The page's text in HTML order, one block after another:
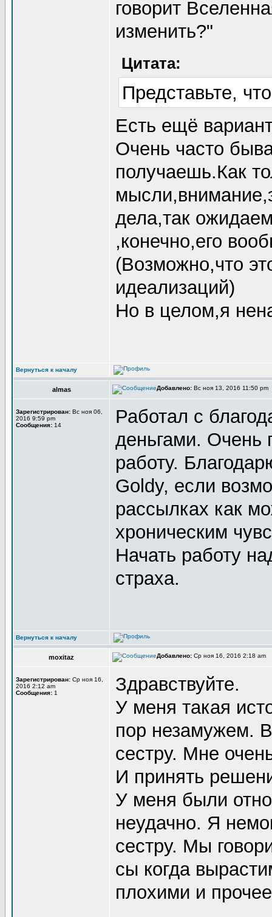
говорит
изменить?"
Цитата:
Представьте,
Есть ещё
Очень часто
получаешь.Как
дела,так
,конечно,его
(Возможно,что
идеализаций)
Но в целом,я
Вернуться к началу
almas Добавлено: Вс ноя 13, 2016 11:50 pm
Зарегистрирован: Вс ноя 06,
2016 9:59 pm
Сообщения: 14
Работал с
деньгами. Очень
работу.
Goldy, если
рассылках как
хроническим
Начать работу
страха.
Вернуться к началу
moxitaz Добавлено: Ср ноя 16, 2016 2:18 am
Зарегистрирован: Ср ноя 16,
2016 2:12 am
Сообщения: 1
Здравствуйте.
У меня такая
пор незамужем.
сестру. Мне
И принять
У меня были
неудачно. Я
сестру. Мы
сы когда
плохими и